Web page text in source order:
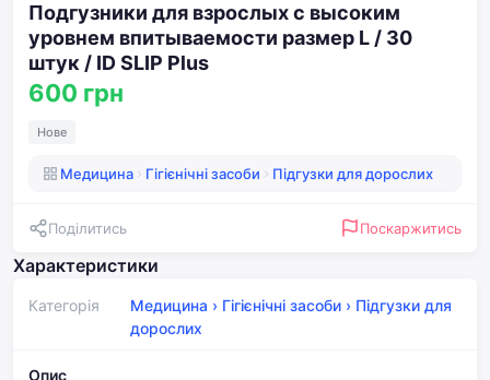
Характеристики
Категорія Медицина › Гігієнічні засоби › Підгузки для
дорослих
Опис
Подгузники для взрослых с высоким
уровнем впитываемости размер L / 30
штук / ID SLIP Plus
600 грн
Нове
Медицина Гігієнічні засоби Підгузки для дорослих
Поділитись Поскаржитись